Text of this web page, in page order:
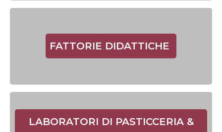
FATTORIE DIDATTICHE
LABORATORI DI PASTICCERIA &